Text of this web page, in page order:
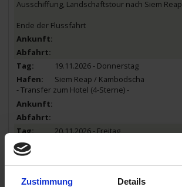
Zustimmung Details
Ausschiffung, Landschaftstour nach Siem Reap
Ende der Flussfahrt
19.11.2026 - Donnerstag
Siem Reap / Kambodscha
- Transfer zum Hotel (4-Sterne) -
20.11.2026 - Freitag
Ausflug: Tempel von Angkor Wat (inkl.)